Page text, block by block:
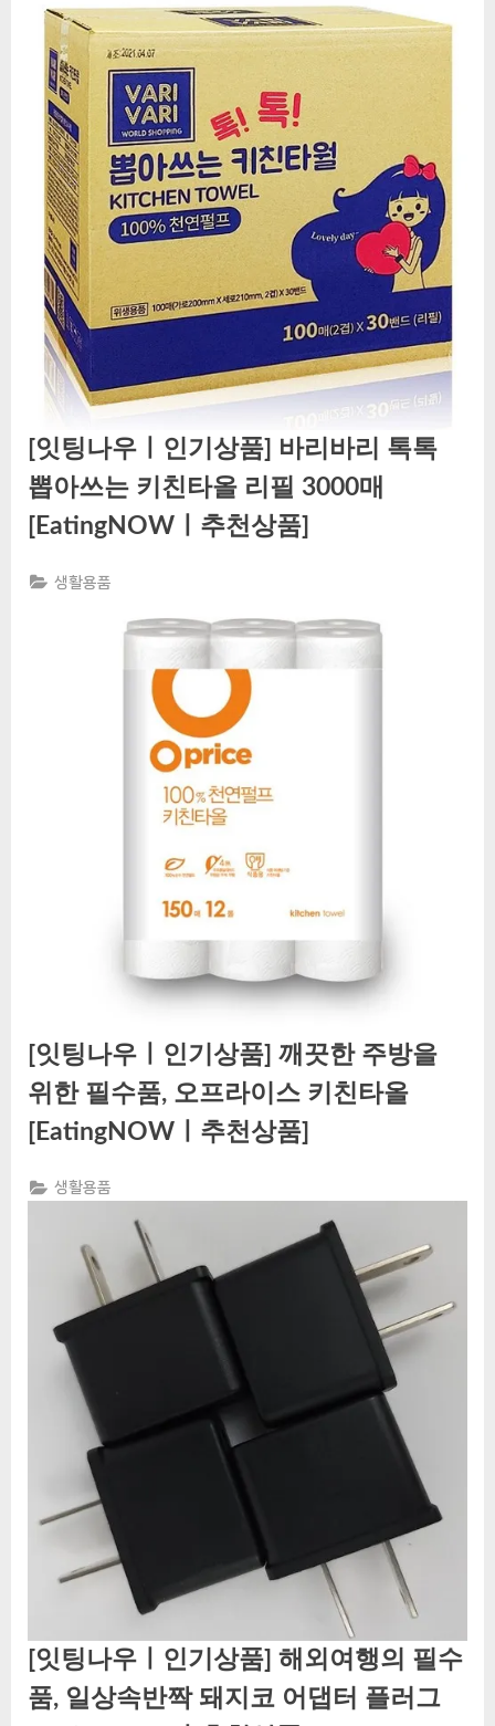
[잇팅나우ㅣ인기상품] 바리바리 톡톡
뽑아쓰는 키친타올 리필 3000매
[EatingNOWㅣ추천상품]
생활용품
[잇팅나우ㅣ인기상품] 깨끗한 주방을
위한 필수품, 오프라이스 키친타올
[EatingNOWㅣ추천상품]
생활용품
[잇팅나우ㅣ인기상품] 해외여행의 필수
품, 일상속반짝 돼지코 어댑터 플러그